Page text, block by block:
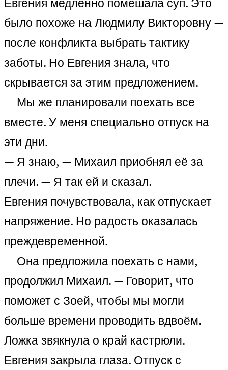
было похоже на Людмилу Викторовну —
после конфликта выбрать тактику
заботы. Но Евгения знала, что
скрывается за этим предложением.
— Мы же планировали поехать все
вместе. У меня специально отпуск на
эти дни.
— Я знаю, — Михаил приобнял её за
плечи. — Я так ей и сказал.
Евгения почувствовала, как отпускает
напряжение. Но радость оказалась
преждевременной.
— Она предложила поехать с нами, —
продолжил Михаил. — Говорит, что
поможет с Зоей, чтобы мы могли
больше времени проводить вдвоём.
Ложка звякнула о край кастрюли.
Евгения закрыла глаза. Отпуск с